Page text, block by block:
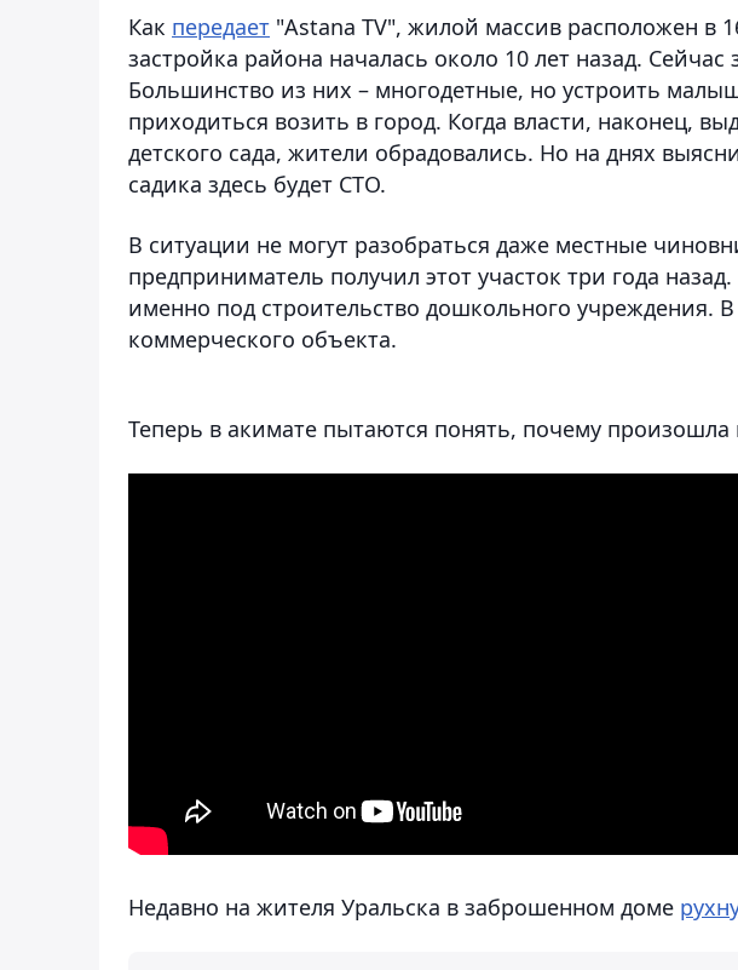
Как передает "Astana TV", жилой массив расположен в
застройка района началась около 10 лет назад.
Большинство из них – многодетные, но устроить
приходиться возить в город. Когда власти, наконец,
детского сада, жители обрадовались. Но на днях
садика здесь будет СТО.
В ситуации не могут разобраться даже местные
предприниматель получил этот участок три года
именно под строительство дошкольного учреждения.
коммерческого объекта.
Теперь в акимате пытаются понять, почему произошла
Недавно на жителя Уральска в заброшенном доме